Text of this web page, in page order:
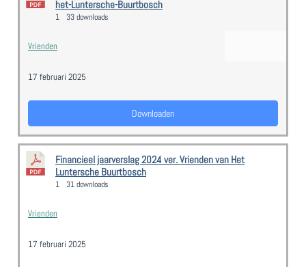
het-Luntersche-Buurtbosch
1 33 downloads
Vrienden
17 februari 2025
Downloaden
Financieel jaarverslag 2024 ver. Vrienden van Het
Luntersche Buurtbosch
1 31 downloads
Vrienden
17 februari 2025